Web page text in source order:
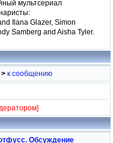
мультсериал
Ilana Glazer, Simon
Samberg and Aisha Tyler.
> к сообщению
Обсуждение